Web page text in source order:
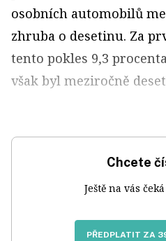
osobních automobilů
zhruba o dese­tinu. Za
tento pokles 9,3
však byl meziročně
Chcete
Ještě na vás
PŘEDPLATIT ZA